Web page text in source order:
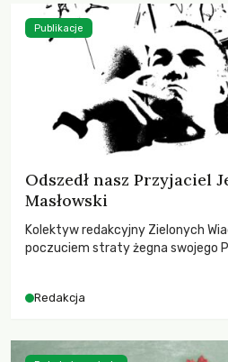
Odszedł nasz Przyjaciel
Masłowski
Kolektyw redakcyjny Zielonych
poczuciem straty żegna swojego
Redakcja
Publikacje